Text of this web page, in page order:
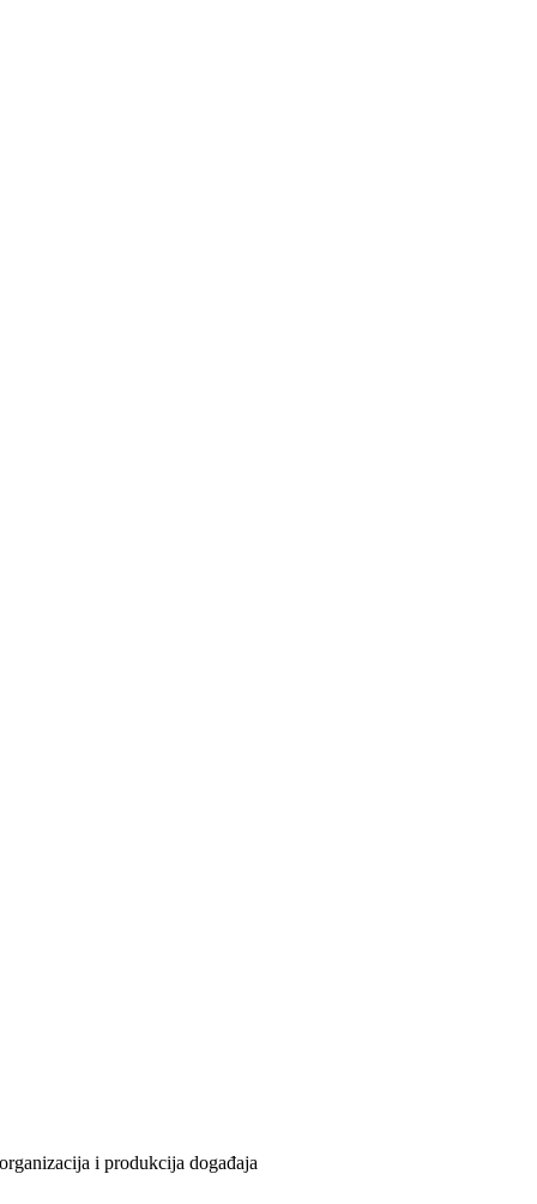
organizacija i produkcija događaja